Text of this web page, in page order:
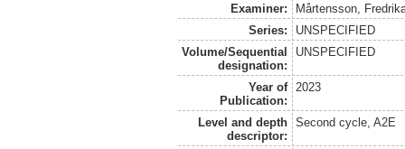
Examiner:
Mårtensson,
Series:
UNSPECIFIED
Volume/Sequential
designation:
UNSPECIFIED
Year of
Publication:
2023
Level and depth
descriptor:
Second cycle, A2E